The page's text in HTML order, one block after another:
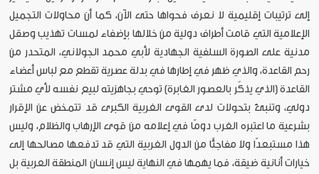
إلى ترتيبات إقليمية لا نعرف فحواها حتى الآن، كما أن محاولات التجميل
الإعلامية التي قامت أطراف دولية من خلالها بإضفاء لمسات تهذيب وصقل
مدنية على الصورة السلفية الجهادية لأبي محمد الجولاني، المتحدر من
رحم القاعدة، والذي ظهر في إطارها في بدلة عصرية تقطع مع لباس أعضاء
القاعدة (الذي يذكّر بالعصور الغابرة) توحي بجاهزيته لبيع نفسه لأي مشتر
دولي، وتنبئ بتحولات لدى القوى الغربية الكبرى قد تتمخض عن الإقرار
بشرعية ما اعتبره الغرب دومًا في إعلامه من قوى الإرهاب والظلام، وليس
هذا مستبعدًا ولا مفاجئًا من الدول الغربية التي قد تدفعها مصالحها إلى
خيارات أنانية ضيقة، فما يهمها في النهاية ليس إنسان المنطقة العربية بل